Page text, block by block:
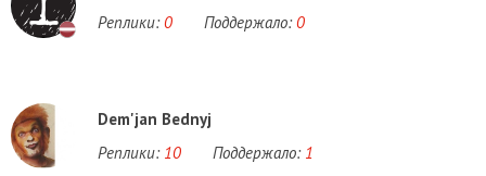
Реплики: 0 Поддержало: 0
Dem'jan Bednyj
Реплики: 10 Поддержало: 1